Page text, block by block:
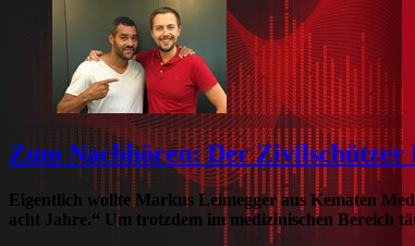
Zum Nachhören: Der
Eigentlich wollte Markus Leimegger aus Kematen
acht Jahre.“ Um trotzdem im medizinischen Bereich